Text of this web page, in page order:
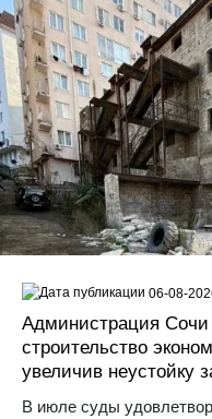
Администрация Сочи
строительство
увеличив неустойку
В июле суды
06-08-